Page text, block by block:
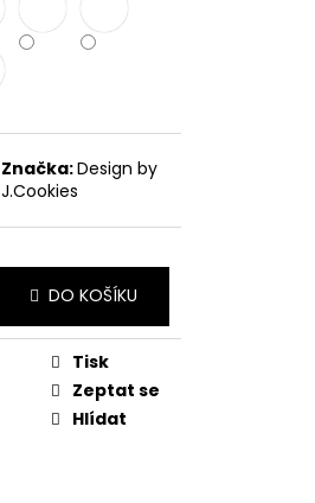
Značka:Design by
J.Cookies
DO KOŠÍKU
Tisk
Zeptat se
Hlídat